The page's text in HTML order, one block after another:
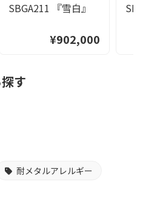
SBGA211 『雪白』
¥902,000
す
耐メタルアレルギー